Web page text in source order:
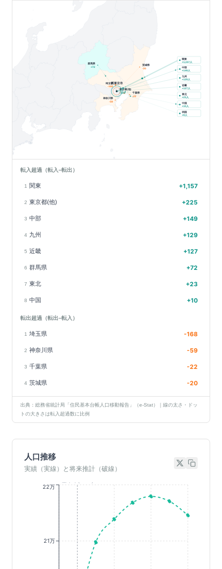
東京都(他)
+225
群馬県
+72
茨城県
-20
千葉県
-22
神奈川県
-59
埼玉県
-168
西東京市
関東
+1,157人
中部
+149人
九州
+129人
近畿
+127人
東北
+23人
中国
+10人
四国
+9人
転入超過（転入−転出）
1 関東 +1,157
2 東京都(他) +225
3 中部 +149
4 九州 +129
5 近畿 +127
6 群馬県 +72
7 東北 +23
8 中国 +10
転出超過（転出−転入）
1 埼玉県 -168
2 神奈川県 -59
3 千葉県 -22
4 茨城県 -20
出典：総務省統計局「住民基本台帳人口移動報告」（e-Stat）｜線の太さ・ドッ
トの大きさは転入超過数に比例
人口推移
実績（実線）と将来推計（破線）
21万
22万